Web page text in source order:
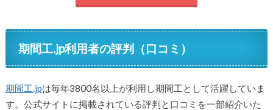
期間工.jp利用者の評判（口コミ）
期間工.jpは毎年3800名以上が利用し期間工として活躍していま
す。公式サイトに掲載されている評判と口コミを一部紹介いた